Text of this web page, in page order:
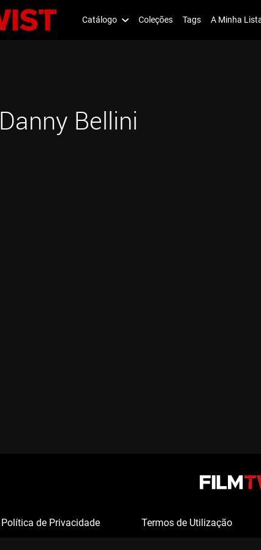
Catálogo Coleções Tags A Minha
Danny Bellini
Política de Privacidade Termos de Utilização